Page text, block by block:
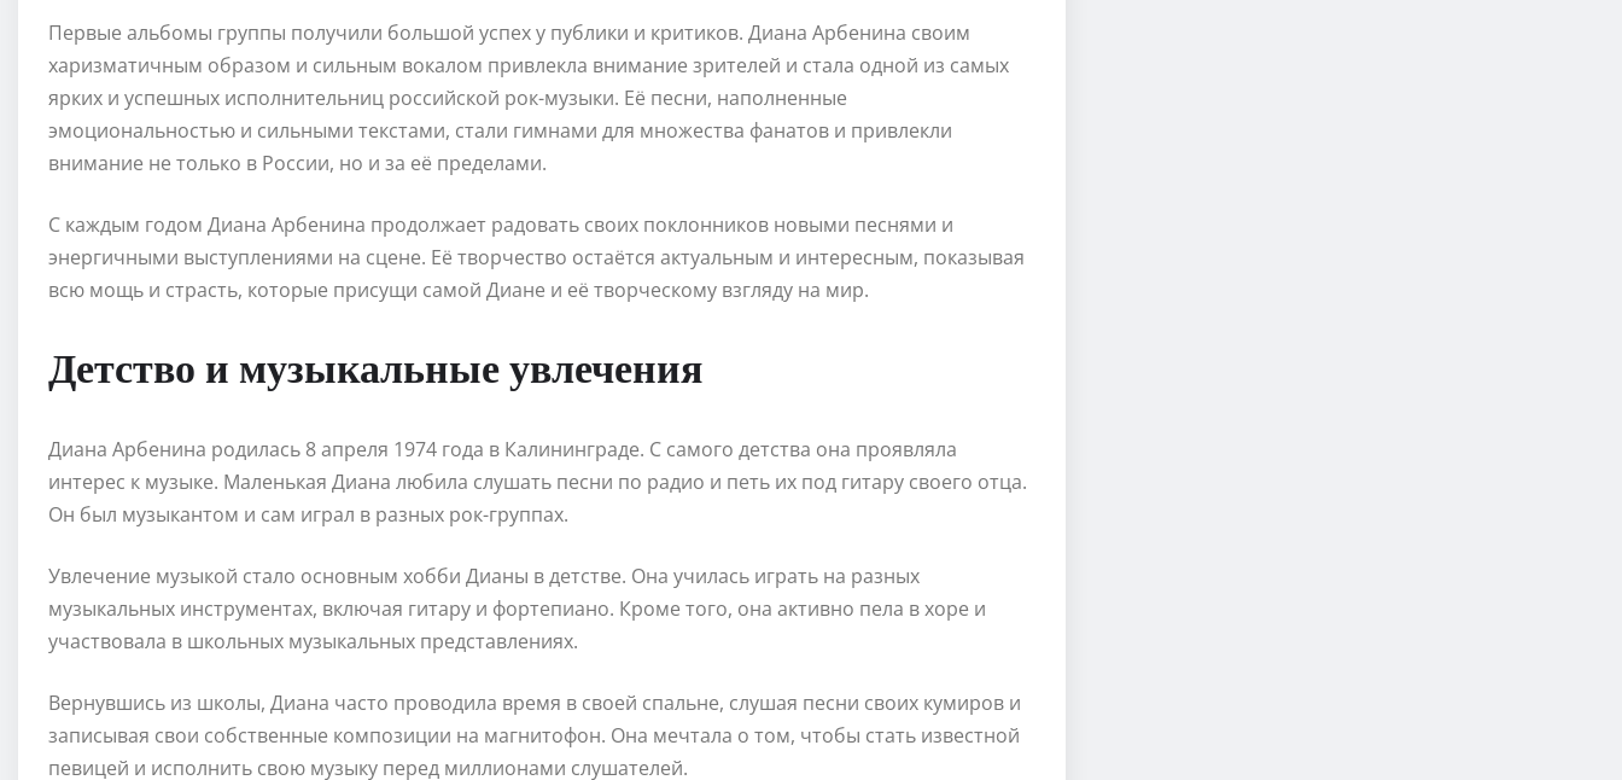
Первые альбомы группы получили большой успех у публики и критиков. Диана Арбенина своим
харизматичным образом и сильным вокалом привлекла внимание зрителей и стала одной из самых
ярких и успешных исполнительниц российской рок-музыки. Её песни, наполненные
эмоциональностью и сильными текстами, стали гимнами для множества фанатов и привлекли
внимание не только в России, но и за её пределами.
С каждым годом Диана Арбенина продолжает радовать своих поклонников новыми песнями и
энергичными выступлениями на сцене. Её творчество остаётся актуальным и интересным, показывая
всю мощь и страсть, которые присущи самой Диане и её творческому взгляду на мир.
Детство и музыкальные увлечения
Диана Арбенина родилась 8 апреля 1974 года в Калининграде. С самого детства она проявляла
интерес к музыке. Маленькая Диана любила слушать песни по радио и петь их под гитару своего отца.
Он был музыкантом и сам играл в разных рок-группах.
Увлечение музыкой стало основным хобби Дианы в детстве. Она училась играть на разных
музыкальных инструментах, включая гитару и фортепиано. Кроме того, она активно пела в хоре и
участвовала в школьных музыкальных представлениях.
Вернувшись из школы, Диана часто проводила время в своей спальне, слушая песни своих кумиров и
записывая свои собственные композиции на магнитофон. Она мечтала о том, чтобы стать известной
певицей и исполнить свою музыку перед миллионами слушателей.